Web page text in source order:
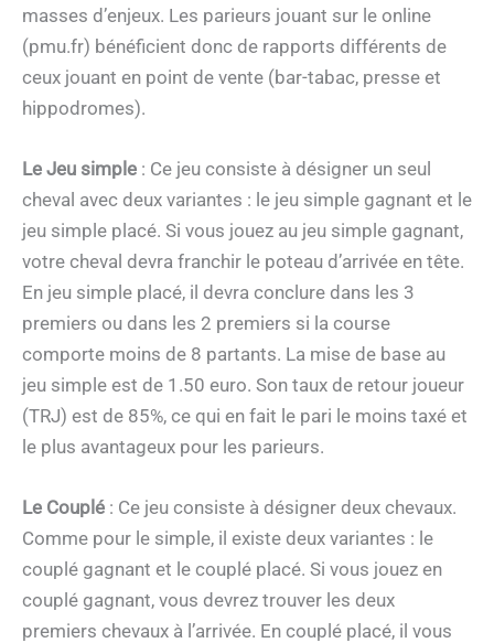
masses d’enjeux. Les parieurs jouant sur le online
(pmu.fr) bénéficient donc de rapports différents de
ceux jouant en point de vente (bar-tabac, presse et
hippodromes).
Le Jeu simple : Ce jeu consiste à désigner un seul
cheval avec deux variantes : le jeu simple gagnant et le
jeu simple placé. Si vous jouez au jeu simple gagnant,
votre cheval devra franchir le poteau d’arrivée en tête.
En jeu simple placé, il devra conclure dans les 3
premiers ou dans les 2 premiers si la course
comporte moins de 8 partants. La mise de base au
jeu simple est de 1.50 euro. Son taux de retour joueur
(TRJ) est de 85%, ce qui en fait le pari le moins taxé et
le plus avantageux pour les parieurs.
Le Couplé : Ce jeu consiste à désigner deux chevaux.
Comme pour le simple, il existe deux variantes : le
couplé gagnant et le couplé placé. Si vous jouez en
couplé gagnant, vous devrez trouver les deux
premiers chevaux à l’arrivée. En couplé placé, il vous